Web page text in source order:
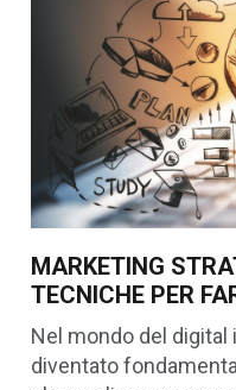
MARKETING
TECNICHE PER
Nel mondo del digital
diventato